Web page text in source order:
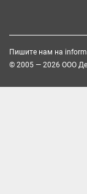
Пишите нам на
© 2005 — 2026 ООО